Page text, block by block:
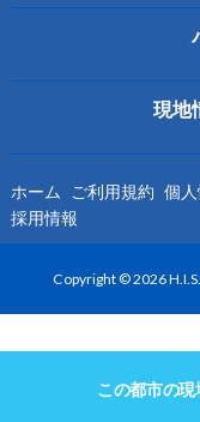
この都市の現
現地
ホーム ご利用規約 個
採用情報
Copyright © 2026